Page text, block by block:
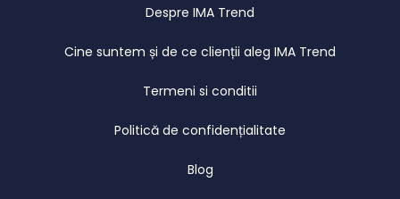
Despre IMA Trend
Cine suntem și de ce clienții aleg IMA Trend
Termeni si conditii
Politică de confidențialitate
Blog